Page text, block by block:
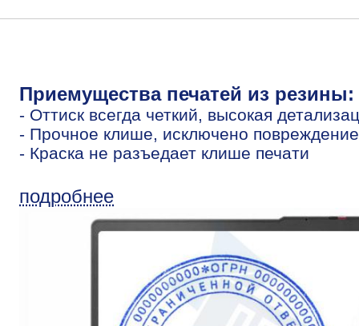
Приемущества печатей из резины:
- Оттиск всегда четкий, высокая
- Прочное клише, исключено
- Краска не разъедает клише печати
подробнее